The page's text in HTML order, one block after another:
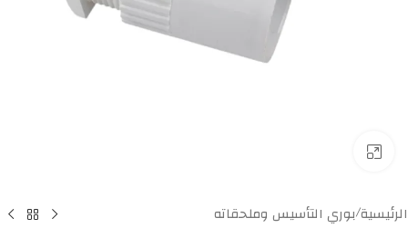
الرئيسية/بوري التأسيس وملحقاته